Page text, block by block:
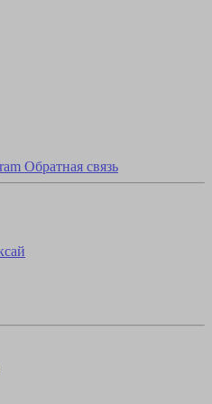
Обратная связь